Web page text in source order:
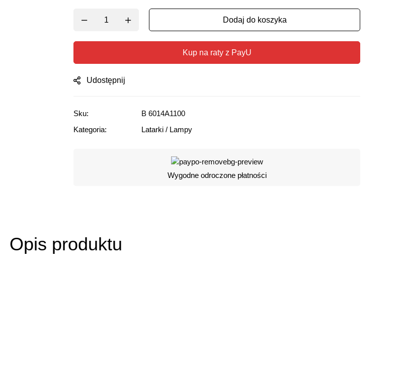
Dodaj do koszyka
Kup na raty z PayU
Udostępnij
Sku:
B 6014A1100
Kategoria:
Latarki / Lampy
Wygodne odroczone płatności
Opis produktu